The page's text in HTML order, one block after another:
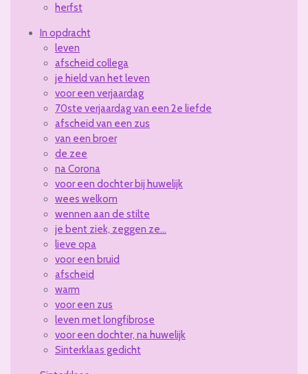
herfst
In opdracht
leven
afscheid collega
je hield van het leven
voor een verjaardag
70ste verjaardag van een 2e liefde
afscheid van een zus
van een broer
de zee
na Corona
voor een dochter bij huwelijk
wees welkom
wennen aan de stilte
je bent ziek, zeggen ze...
lieve opa
voor een bruid
afscheid
warm
voor een zus
leven met longfibrose
voor een dochter, na huwelijk
Sinterklaas gedicht